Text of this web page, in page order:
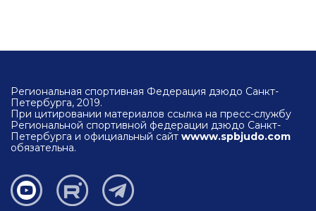
Региональная спортивная Федерация дзюдо Санкт-
Петербурга, 2019.
При цитировании материалов ссылка на пресс-службу
Региональной спортивной федерации дзюдо Санкт-
Петербурга и официальный сайт wwww.spbjudo.com
обязательна.